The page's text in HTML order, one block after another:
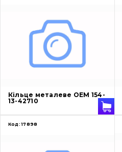
Контакти
Кільце металеве OEM 154-
13-42710
Код: 17898